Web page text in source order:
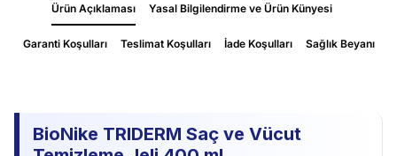
Ürün Açıklaması Yasal Bilgilendirme ve Ürün Künyesi
Garanti Koşulları Teslimat Koşulları İade Koşulları Sağlık Beyanı
BioNike TRIDERM Saç ve Vücut